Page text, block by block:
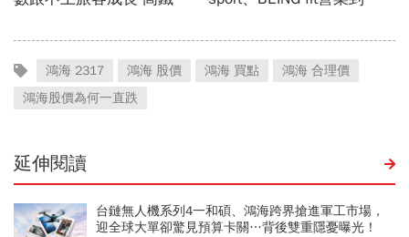
鴻海 2317 鴻海 股價 鴻海 買點
鴻海 合理價
鴻海股價為何一直跌
延伸閱讀
台鏈無人機系列4一和碩、鴻海跨界搶進軍工市場，
迎全球大單卻驚見預算卡關…背後雙重隱憂曝光！